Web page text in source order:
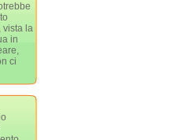
vista la
in
ci